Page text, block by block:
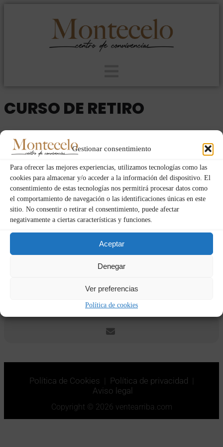
Gestionar consentimiento
Para ofrecer las mejores experiencias, utilizamos tecnologías como las
cookies para almacenar y/o acceder a la información del dispositivo. El
consentimiento de estas tecnologías nos permitirá procesar datos como
el comportamiento de navegación o las identificaciones únicas en este
sitio. No consentir o retirar el consentimiento, puede afectar
negativamente a ciertas características y funciones.
Aceptar
Denegar
Ver preferencias
Política de cookies
CURSO DE RETIRO
2023
17 19
Event Details
Fechas y horas
17/11/202320:00-19/11/202318:00 (GMT+01:00)
GOOGLECAL
Política de Cookies Política de privacidad
Aviso legal
Copyright © 2026 ventearriba.com